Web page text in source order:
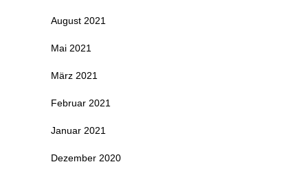
August 2021
Mai 2021
März 2021
Februar 2021
Januar 2021
Dezember 2020